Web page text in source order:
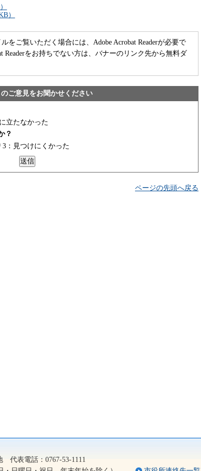
）
をご覧いただく場合には、Adobe Acrobat Readerが必要で
Readerをお持ちでない方は、バナーのリンク先から無料ダ
ご意見をお聞かせください
立たなかった
？
3：見つけにくかった
ページの先頭へ戻る
代表電話：0767-53-1111